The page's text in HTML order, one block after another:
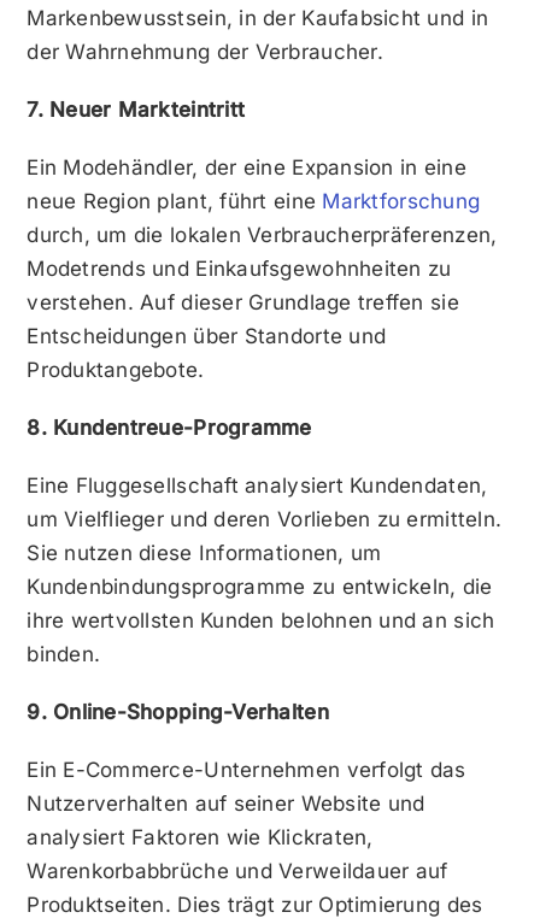
Markenbewusstsein, in der Kaufabsicht und in
der Wahrnehmung der Verbraucher.
7. Neuer Markteintritt
Ein Modehändler, der eine Expansion in eine
neue Region plant, führt eine Marktforschung
durch, um die lokalen Verbraucherpräferenzen,
Modetrends und Einkaufsgewohnheiten zu
verstehen. Auf dieser Grundlage treffen sie
Entscheidungen über Standorte und
Produktangebote.
8. Kundentreue-Programme
Eine Fluggesellschaft analysiert Kundendaten,
um Vielflieger und deren Vorlieben zu ermitteln.
Sie nutzen diese Informationen, um
Kundenbindungsprogramme zu entwickeln, die
ihre wertvollsten Kunden belohnen und an sich
binden.
9. Online-Shopping-Verhalten
Ein E-Commerce-Unternehmen verfolgt das
Nutzerverhalten auf seiner Website und
analysiert Faktoren wie Klickraten,
Warenkorbabbrüche und Verweildauer auf
Produktseiten. Dies trägt zur Optimierung des